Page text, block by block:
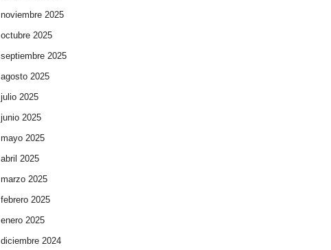
noviembre 2025
octubre 2025
septiembre 2025
agosto 2025
julio 2025
junio 2025
mayo 2025
abril 2025
marzo 2025
febrero 2025
enero 2025
diciembre 2024